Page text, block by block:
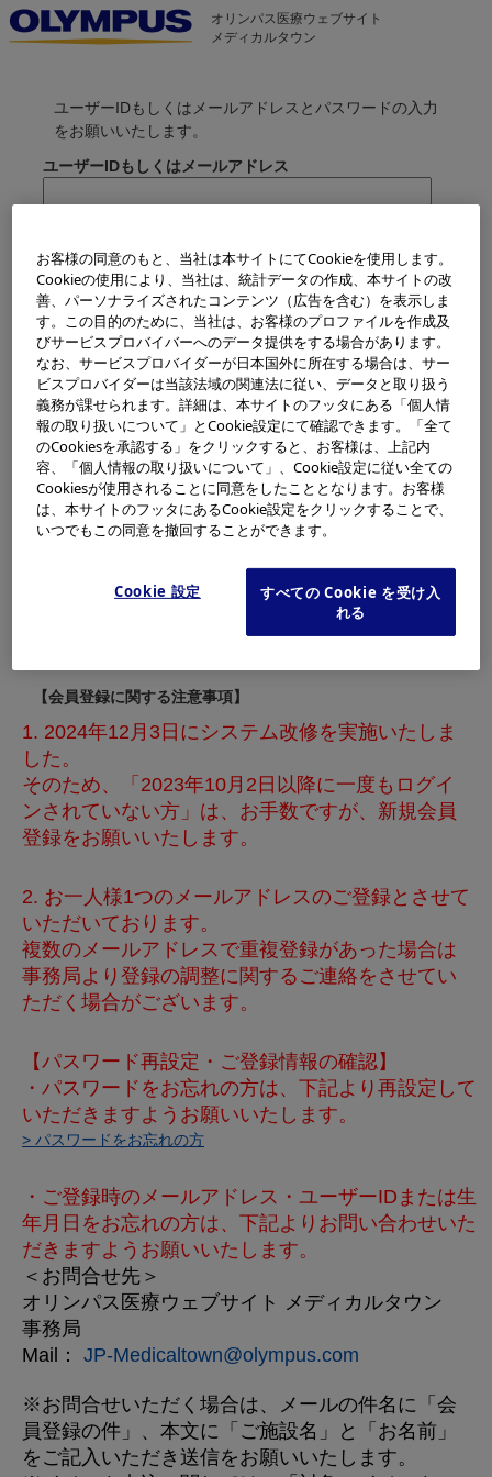
オリンパス医療ウェブサイト
メディカルタウン
ユーザーIDもしくはメールアドレスとパスワードの入力
をお願いいたします。
ユーザーIDもしくはメールアドレス
> パスワードをお忘れの方
次回から自動ログインする
新規会員登録
でログインいただきますようお願いいたします。
【会員登録に関する注意事項】
1. 2024年12月3日にシステム改修を実施いたしま
した。
そのため、「2023年10月2日以降に一度もログイ
ンされていない方」は、お手数ですが、新規会員
登録をお願いいたします。
2. お一人様1つのメールアドレスのご登録とさせて
いただいております。
複数のメールアドレスで重複登録があった場合は
事務局より登録の調整に関するご連絡をさせてい
ただく場合がございます。
【パスワード再設定・ご登録情報の確認】
・パスワードをお忘れの方は、下記より再設定して
いただきますようお願いいたします。
> パスワードをお忘れの方
・ご登録時のメールアドレス・ユーザーIDまたは生
年月日をお忘れの方は、下記よりお問い合わせいた
だきますようお願いいたします。
＜お問合せ先＞
オリンパス医療ウェブサイト メディカルタウン
事務局
Mail： JP-Medicaltown@olympus.com
※お問合せいただく場合は、メールの件名に「会
員登録の件」、本文に「ご施設名」と「お名前」
をご記入いただき送信をお願いいたします。
お客様の同意のもと、当社は本サイトにてCookieを使用します。
Cookieの使用により、当社は、統計データの作成、本サイトの改
善、パーソナライズされたコンテンツ（広告を含む）を表示しま
す。この目的のために、当社は、お客様のプロファイルを作成及
びサービスプロバイバーへのデータ提供をする場合があります。
なお、サービスプロバイダーが日本国外に所在する場合は、サー
ビスプロバイダーは当該法域の関連法に従い、データと取り扱う
義務が課せられます。詳細は、本サイトのフッタにある「個人情
報の取り扱いについて」とCookie設定にて確認できます。「全て
のCookiesを承認する」をクリックすると、お客様は、上記内
容、「個人情報の取り扱いについて」、Cookie設定に従い全ての
Cookiesが使用されることに同意をしたこととなります。お客様
は、本サイトのフッタにあるCookie設定をクリックすることで、
いつでもこの同意を撤回することができます。
Cookie 設定
すべての Cookie を受け入
れる